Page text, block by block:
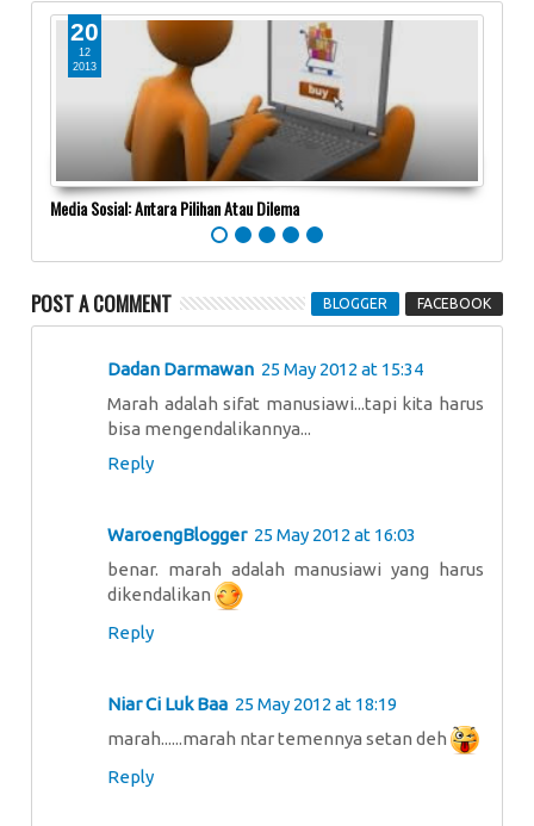
20
12
2013
Media Sosial: Antara Pilihan Atau Dilema
POST A COMMENT BLOGGER FACEBOOK
Dadan Darmawan 25 May 2012 at 15:34
Marah adalah sifat manusiawi...tapi kita harus
bisa mengendalikannya...
Reply
WaroengBlogger 25 May 2012 at 16:03
benar. marah adalah manusiawi yang harus
dikendalikan
Reply
Niar Ci Luk Baa 25 May 2012 at 18:19
marah......marah ntar temennya setan deh
Reply